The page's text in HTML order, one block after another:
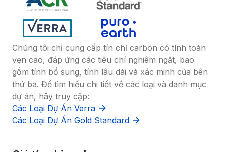
Chúng tôi chỉ cung cấp tín chỉ carbon có tính toàn
vẹn cao, đáp ứng các tiêu chí nghiêm ngặt, bao
gồm tính bổ sung, tính lâu dài và xác minh của bên
thứ ba. Để tìm hiểu chi tiết về các loại và danh mục
dự án, hãy truy cập:
Các Loại Dự Án Verra
Các Loại Dự Án Gold Standard